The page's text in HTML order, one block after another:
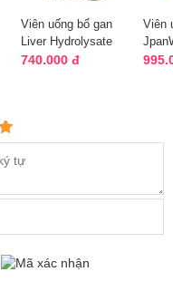
Viên uống bổ gan
Liver Hydrolysate
180 viên của Nhật
740.000 đ
Viên
mỡ